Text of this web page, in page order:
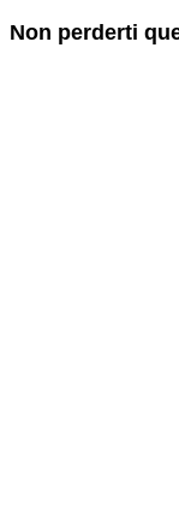
Non perderti